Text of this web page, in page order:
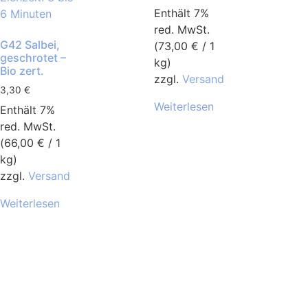
G42 Salbei,
geschrotet –
Bio zert.
3,30 €
Enthält 7%
red. MwSt.
(66,00 € / 1
kg)
zzgl. Versand
Weiterlesen
Enthält 7%
red. MwSt.
(73,00 € / 1
kg)
zzgl. Versand
Weiterlesen